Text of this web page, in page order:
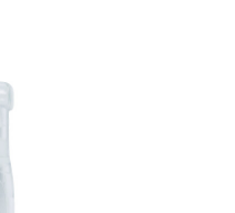
bis zu 80 % durch die
jeden Winkel
Applikation kleiner,
schwer zugänglichen
Haftvermittler, Kavitäten-
Hämostyptika,